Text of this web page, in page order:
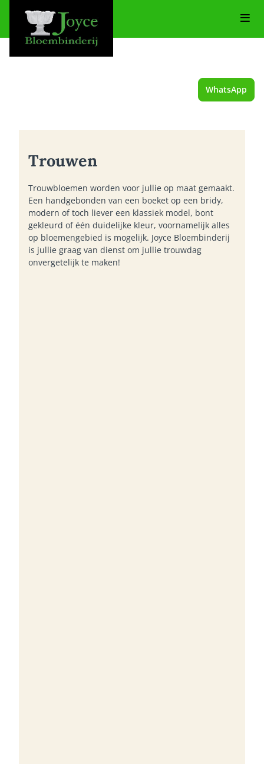
WhatsApp
Trouwen
Trouwbloemen worden voor jullie op maat gemaakt.
Een handgebonden van een boeket op een bridy,
modern of toch liever een klassiek model, bont
gekleurd of één duidelijke kleur, voornamelijk alles
op bloemengebied is mogelijk. Joyce Bloembinderij
is jullie graag van dienst om jullie trouwdag
onvergetelijk te maken!